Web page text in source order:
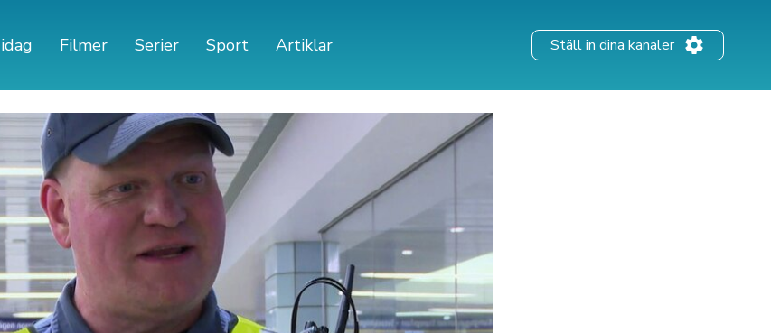
Filmer Serier Sport Artiklar Ställ in dina kanaler